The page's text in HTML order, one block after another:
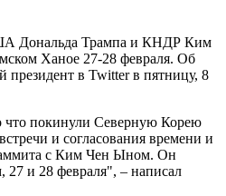
Дональда Трампа и КНДР Ким
Ханое 27-28 февраля. Об
президент в Twitter в пятницу, 8
что покинули Северную Корею
и согласования времени и
с Ким Чен Ыном. Он
27 и 28 февраля", – написал